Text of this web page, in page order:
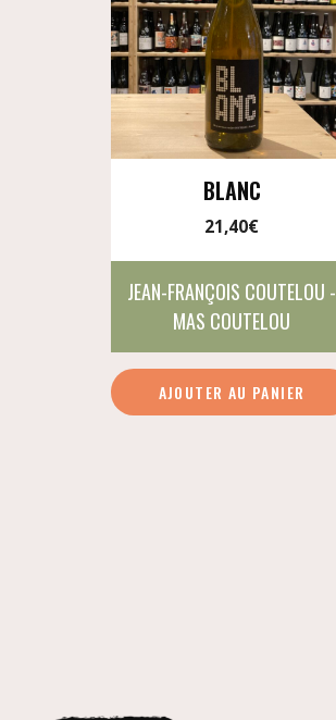
BLANC
21,40€
JEAN-FRANÇOIS COUTELOU -
MAS COUTELOU
AJOUTER AU PANIER